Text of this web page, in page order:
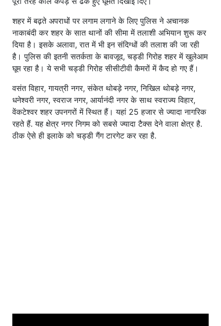
शहर में बढ़ते अपराधों पर लगाम लगाने के लिए पुलिस ने अचानक
नाकाबंदी कर शहर के सात थानों की सीमा में तलाशी अभियान शुरू कर
दिया है। इसके अलावा, रात में भी इन संदिग्धों की तलाश की जा रही
है। पुलिस की इतनी सतर्कता के बावजूद, चड्डी गिरोह शहर में खुलेआम
घूम रहा है। ये सभी चड्डी गिरोह सीसीटीवी कैमरों में कैद हो गए हैं।
वसंत विहार, गायत्री नगर, संकेत थोबड़े नगर, निखिल थोबड़े नगर,
धनेश्वरी नगर, स्वराज नगर, आर्यानंदी नगर के साथ स्वराज्य विहार,
वेंकटेश्वर शहर उपनगरों में स्थित हैं। यहां 25 हजार से ज्यादा नागरिक
रहते हैं. यह क्षेत्र नगर निगम को सबसे ज्यादा टैक्स देने वाला क्षेत्र है.
ठीक ऐसे ही इलाके को चड्डी गैंग टारगेट कर रहा है.